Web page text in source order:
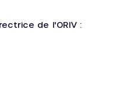
de l'ORIV :